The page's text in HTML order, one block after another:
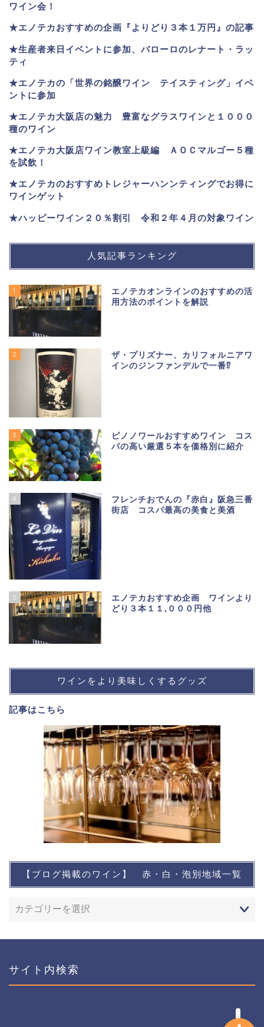
ワイン会！
★エノテカおすすめの企画『よりどり３本１万円』の記事
★生産者来日イベントに参加、バローロのレナート・ラッ
ティ
★エノテカの「世界の銘醸ワイン テイスティング」イベ
ントに参加
★エノテカ大阪店の魅力 豊富なグラスワインと１０００
種のワイン
★エノテカ大阪店ワイン教室上級編 ＡＯＣマルゴー５種
を試飲！
★エノテカのおすすめトレジャーハンンティングでお得に
ワインゲット
★ハッピーワイン２０％割引 令和２年４月の対象ワイン
人気記事ランキング
1
エノテカオンラインのおすすめの活
用方法のポイントを解説
2
ザ・プリズナー、カリフォルニアワ
インのジンファンデルで一番⁉
3
ピノノワールおすすめワイン コス
パの高い厳選５本を価格別に紹介
4
フレンチおでんの『赤白』阪急三番
街店 コスパ最高の美食と美酒
5
エノテカおすすめ企画 ワインより
どり３本１１,０００円他
ワインをより美味しくするグッズ
記事はこちら
【ブログ掲載のワイン】 赤・白・泡別地域一覧
サイト内検索
想い出に残るワイン